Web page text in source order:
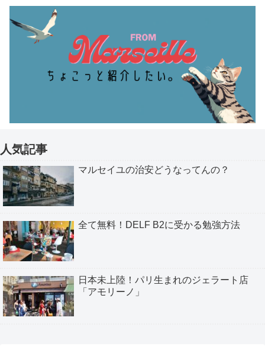
人気記事
マルセイユの治安どうなってんの？
全て無料！DELF B2に受かる勉強方法
日本未上陸！パリ生まれのジェラート店
「アモリーノ」